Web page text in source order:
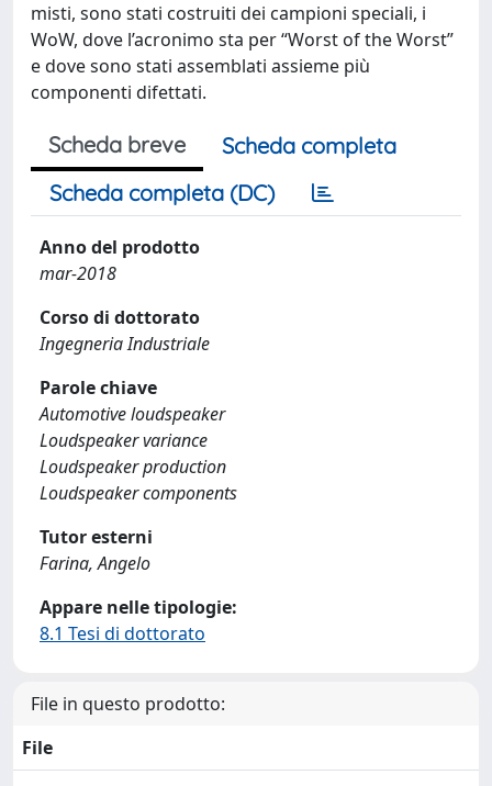
misti, sono stati costruiti dei campioni speciali, i
WoW, dove l’acronimo sta per “Worst of the Worst”
e dove sono stati assemblati assieme più
componenti difettati.
Scheda breve
Scheda completa
Scheda completa (DC)
Anno del prodotto
mar-2018
Corso di dottorato
Ingegneria Industriale
Parole chiave
Automotive loudspeaker
Loudspeaker variance
Loudspeaker production
Loudspeaker components
Tutor esterni
Farina, Angelo
Appare nelle tipologie:
8.1 Tesi di dottorato
File in questo prodotto:
File